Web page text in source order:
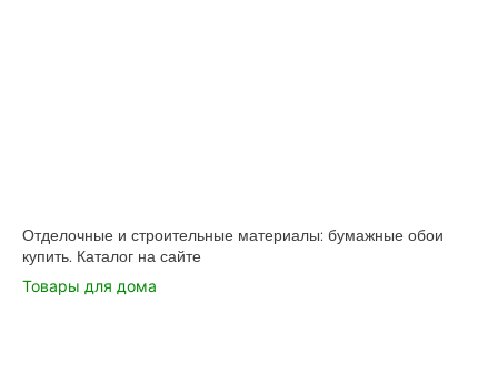
Отделочные и строительные материалы: бумажные обои
купить. Каталог на сайте
Товары для дома